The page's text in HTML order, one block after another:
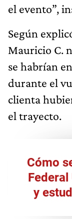
el evento”,
Según
Mauricio C.
se habrían
durante el
clienta
el trayecto.
Cómo
y